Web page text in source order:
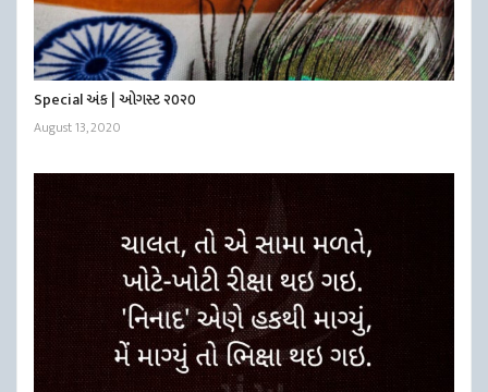
Special અંક | ઓગસ્ટ ૨૦૨૦
August 13, 2020